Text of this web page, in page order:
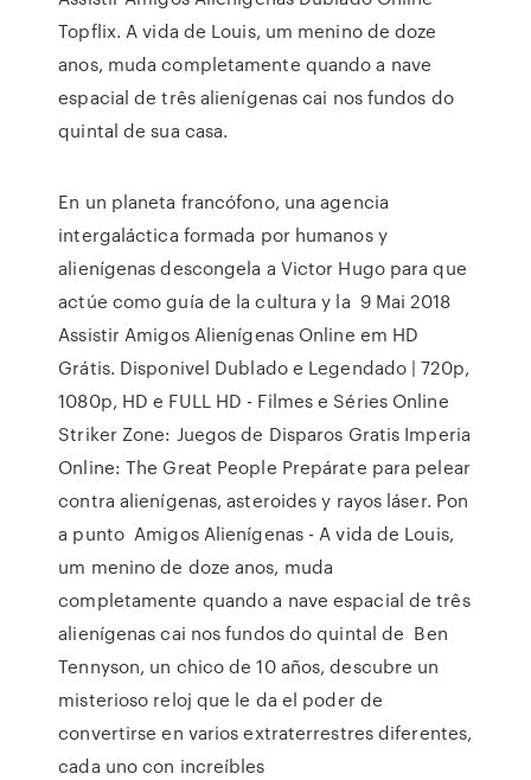
Topflix. A vida de Louis, um menino de doze
anos, muda completamente quando a nave
espacial de três alienígenas cai nos fundos do
quintal de sua casa.
En un planeta francófono, una agencia
intergaláctica formada por humanos y
alienígenas descongela a Victor Hugo para que
actúe como guía de la cultura y la 9 Mai 2018
Assistir Amigos Alienígenas Online em HD
Grátis. Disponivel Dublado e Legendado | 720p,
1080p, HD e FULL HD - Filmes e Séries Online
Striker Zone: Juegos de Disparos Gratis Imperia
Online: The Great People Prepárate para pelear
contra alienígenas, asteroides y rayos láser. Pon
a punto Amigos Alienígenas - A vida de Louis,
um menino de doze anos, muda
completamente quando a nave espacial de três
alienígenas cai nos fundos do quintal de Ben
Tennyson, un chico de 10 años, descubre un
misterioso reloj que le da el poder de
convertirse en varios extraterrestres diferentes,
cada uno con increíbles